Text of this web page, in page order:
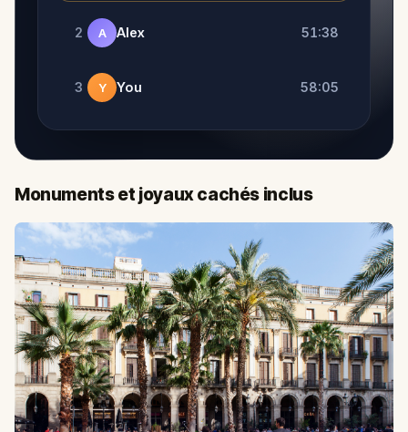
2 A Alex 51:38
3 Y You 58:05
Monuments et joyaux cachés inclus